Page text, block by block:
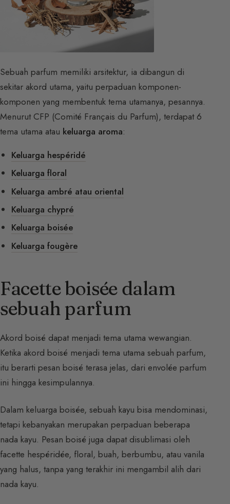
Sebuah parfum memiliki arsitektur, ia dibangun di
sekitar akord utama, yaitu perpaduan komponen-
komponen yang membentuk tema utamanya, pesannya.
Menurut CFP (Comité Français du Parfum), terdapat 6
tema utama atau keluarga aroma:
Keluarga hespéridé
Keluarga floral
Keluarga ambré atau oriental
Keluarga chypré
Keluarga boisée
Keluarga fougère
Facette boisée dalam
sebuah parfum
Akord boisé dapat menjadi tema utama wewangian.
Ketika akord boisé menjadi tema utama sebuah parfum,
itu berarti pesan boisé terasa jelas, dari envolée parfum
ini hingga kesimpulannya.
Dalam keluarga boisée, sebuah kayu bisa mendominasi,
tetapi kebanyakan merupakan perpaduan beberapa
nada kayu. Pesan boisé juga dapat disublimasi oleh
facette hespéridée, floral, buah, berbumbu, atau vanila
yang halus, tanpa yang terakhir ini mengambil alih dari
nada kayu.